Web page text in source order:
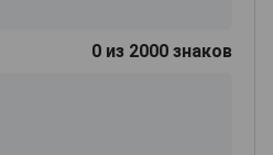
0 из 2000 знаков